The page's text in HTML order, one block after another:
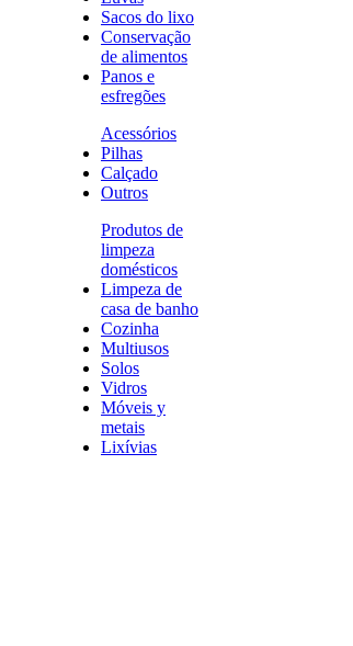
Sacos do lixo
Conservação
de alimentos
Panos e
esfregões
Acessórios
Pilhas
Calçado
Outros
Produtos de
limpeza
domésticos
Limpeza de
casa de banho
Cozinha
Multiusos
Solos
Vidros
Móveis y
metais
Lixívias